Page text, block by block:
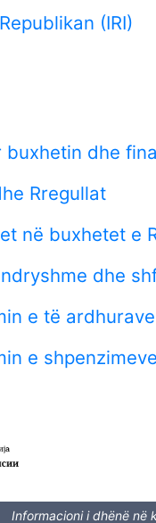
(IRI)
dhe
Rregullat
në buxhetet e
dhe
e të ardhurave
e shpenzimeve
Informacioni i dhënë në